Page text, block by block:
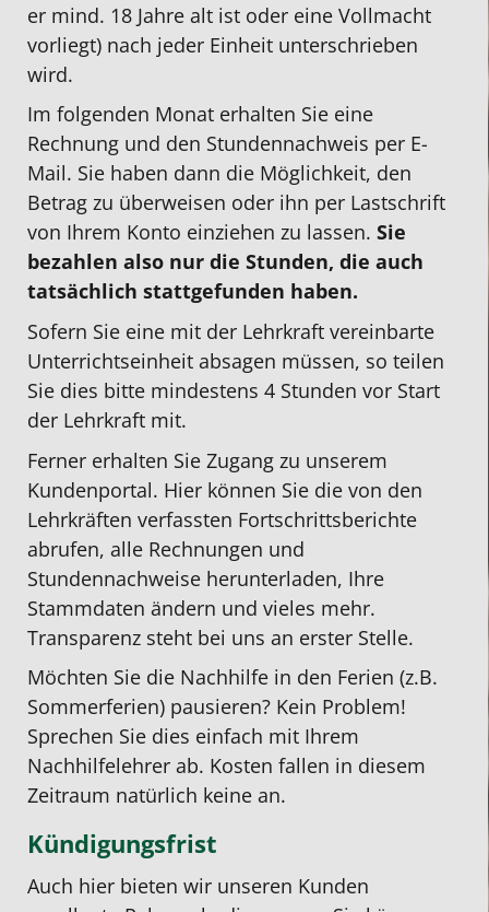
er mind. 18 Jahre alt ist oder eine Vollmacht
vorliegt) nach jeder Einheit unterschrieben
wird.
Im folgenden Monat erhalten Sie eine
Rechnung und den Stundennachweis per E-
Mail. Sie haben dann die Möglichkeit, den
Betrag zu überweisen oder ihn per Lastschrift
von Ihrem Konto einziehen zu lassen. Sie
bezahlen also nur die Stunden, die auch
tatsächlich stattgefunden haben.
Sofern Sie eine mit der Lehrkraft vereinbarte
Unterrichtseinheit absagen müssen, so teilen
Sie dies bitte mindestens 4 Stunden vor Start
der Lehrkraft mit.
Ferner erhalten Sie Zugang zu unserem
Kundenportal. Hier können Sie die von den
Lehrkräften verfassten Fortschrittsberichte
abrufen, alle Rechnungen und
Stundennachweise herunterladen, Ihre
Stammdaten ändern und vieles mehr.
Transparenz steht bei uns an erster Stelle.
Möchten Sie die Nachhilfe in den Ferien (z.B.
Sommerferien) pausieren? Kein Problem!
Sprechen Sie dies einfach mit Ihrem
Nachhilfelehrer ab. Kosten fallen in diesem
Zeitraum natürlich keine an.
Kündigungsfrist
Auch hier bieten wir unseren Kunden